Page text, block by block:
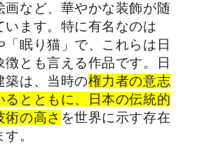
画など、華やかな装飾が随
います。特に有名なのは
「眠り猫」で、これらは日
徴とも言える作品です。日
築は、当時の権力者の意志
るとともに、日本の伝統的
術の高さ を世界に示す存在
。